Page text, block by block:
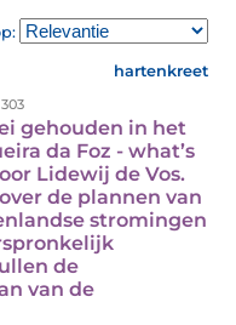
hartenkreet
gehouden in het
da Foz - what’s
Lidewij de Vos.
de plannen van
stromingen
de
van de